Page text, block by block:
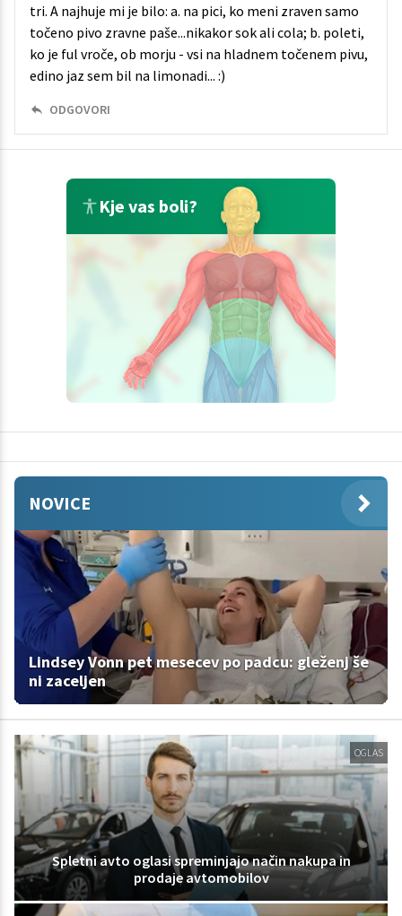
tri. A najhuje mi je bilo: a. na pici, ko meni zraven samo
točeno pivo zravne paše...nikakor sok ali cola; b. poleti,
ko je ful vroče, ob morju - vsi na hladnem točenem pivu,
edino jaz sem bil na limonadi... :)
ODGOVORI
Kje vas boli?
NOVICE
Lindsey Vonn pet mesecev po padcu: gleženj še
ni zaceljen
OGLAS
Spletni avto oglasi spreminjajo način nakupa in
prodaje avtomobilov